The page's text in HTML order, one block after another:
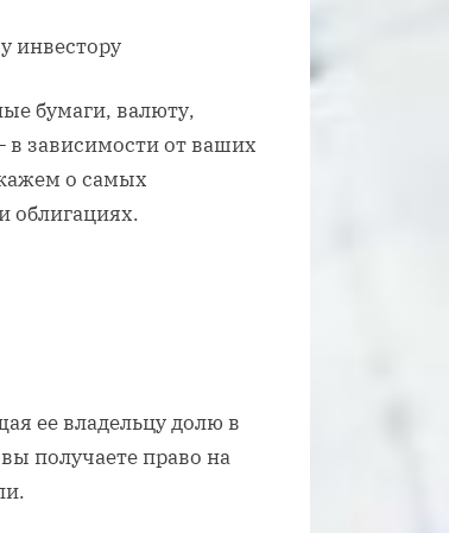
бумаги, валюту,
зависимости от ваших
о самых
облигациях.
ее владельцу долю в
получаете право на